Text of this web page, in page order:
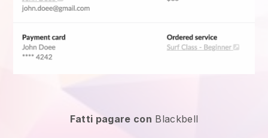
Fatti pagare con Blackbell